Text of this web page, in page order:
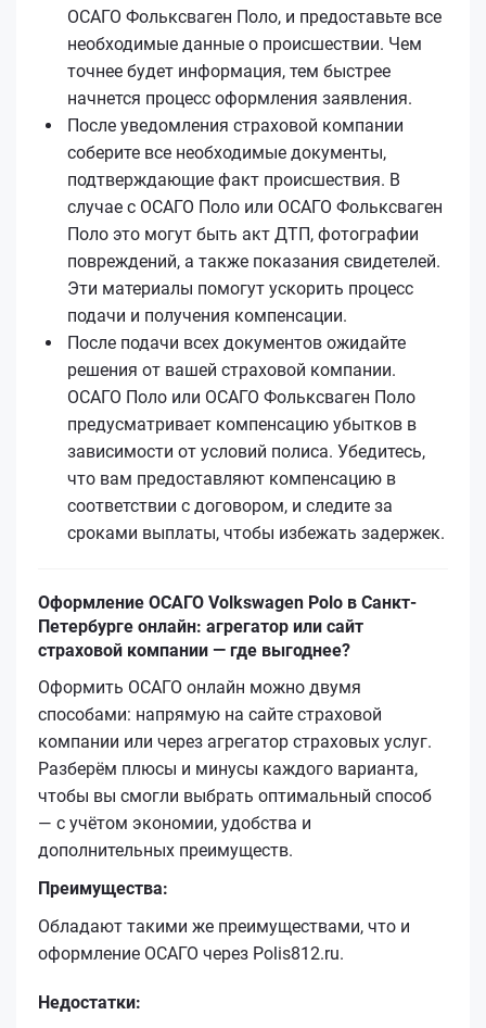
ОСАГО Фольксваген Поло, и предоставьте все
необходимые данные о происшествии. Чем
точнее будет информация, тем быстрее
начнется процесс оформления заявления.
После уведомления страховой компании
соберите все необходимые документы,
подтверждающие факт происшествия. В
случае с ОСАГО Поло или ОСАГО Фольксваген
Поло это могут быть акт ДТП, фотографии
повреждений, а также показания свидетелей.
Эти материалы помогут ускорить процесс
подачи и получения компенсации.
После подачи всех документов ожидайте
решения от вашей страховой компании.
ОСАГО Поло или ОСАГО Фольксваген Поло
предусматривает компенсацию убытков в
зависимости от условий полиса. Убедитесь,
что вам предоставляют компенсацию в
соответствии с договором, и следите за
сроками выплаты, чтобы избежать задержек.
Оформление ОСАГО Volkswagen Polo в Санкт-
Петербурге онлайн: агрегатор или сайт
страховой компании — где выгоднее?
Оформить ОСАГО онлайн можно двумя
способами: напрямую на сайте страховой
компании или через агрегатор страховых услуг.
Разберём плюсы и минусы каждого варианта,
чтобы вы смогли выбрать оптимальный способ
— с учётом экономии, удобства и
дополнительных преимуществ.
Преимущества:
Обладают такими же преимуществами, что и
оформление ОСАГО через Polis812.ru.
Недостатки: